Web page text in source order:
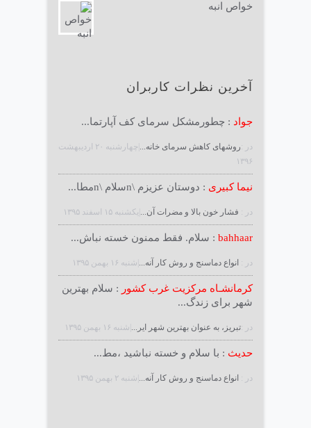
خواص انبه
آخرین نظرات کاربران
جواد : چطورمشکل سرمای کف آپارتما...
در :روشهای کاهش سرمای خانه...
|چهارشنبه ۲۰ ارديبهشت
۱۳۹۶
نیما کبیری : دوستان عزیزم \nسلام \nمطا...
در : فشار خون بالا و مضرات آن... |يكشنبه ۱۵ اسفند ۱۳۹۵
bahhaar : سلام. فقط ممنون خسته نباش...
در : انواع دماسنج و روش كار آنه... |شنبه ۱۶ بهمن ۱۳۹۵
کرمانشـاه مرکزیت غرب کشور : سلام بهترین
شهر برای زندگ...
در :تبریز، به عنوان بهترین شهر ایر... |شنبه ۱۶ بهمن ۱۳۹۵
حدیث : با سلام و خسته نباشید ،مط...
در : انواع دماسنج و روش كار آنه... |شنبه ۲ بهمن ۱۳۹۵